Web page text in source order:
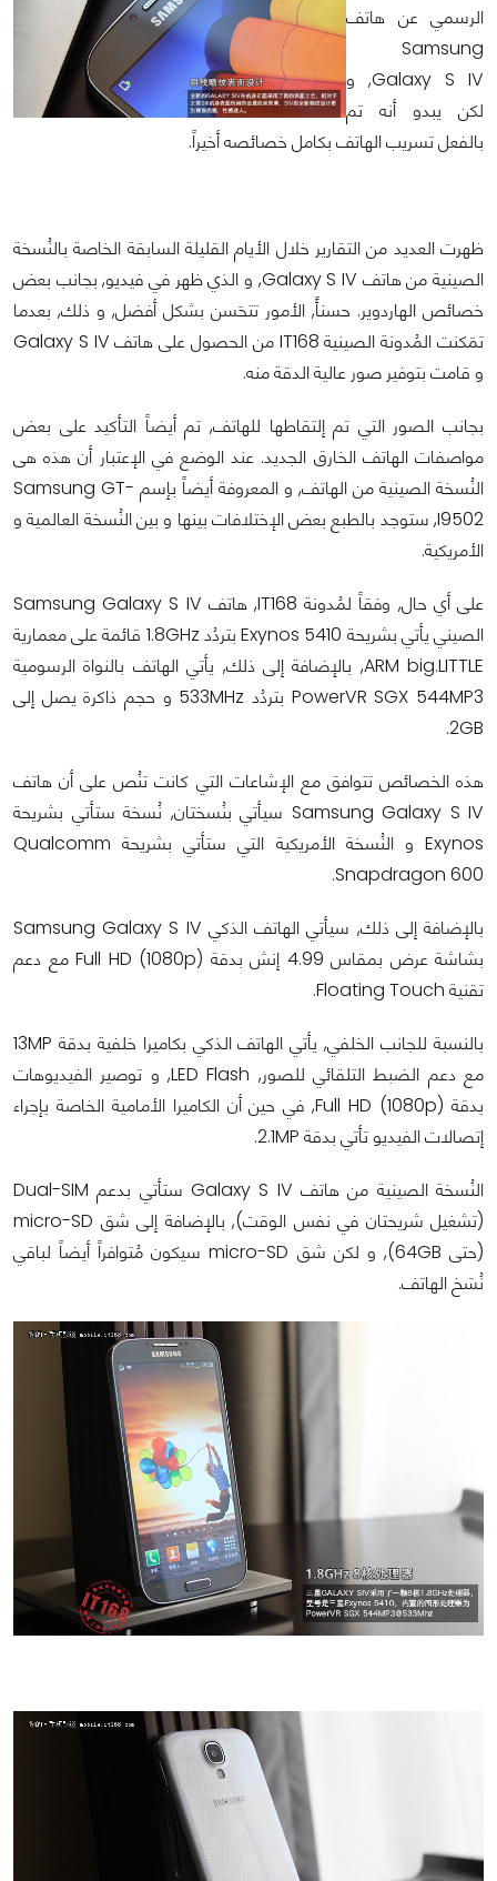
الرسمي عن هاتف
Samsung
Galaxy S IV, و
لكن يبدو أنه تم
بالفعل تسريب الهاتف بكامل خصائصه أخيراً.
ظهرت العديد من التقارير خلال الأيام القليلة السابقة الخاصة بالنُسخة
الصينية من هاتف Galaxy S IV, و الذي ظهر في فيديو, بجانب بعض
خصائص الهاردوير. حسنأً, الأمور تتحَسن بشكل أفضل, و ذلك, بعدما
تمَكنت المُدونة الصينية IT168 من الحصول على هاتف Galaxy S IV
و قامت بتوفير صور عالية الدقة منه.
بجانب الصور التي تم إلتقاطها للهاتف, تم أيضاً التأكيد على بعض
مواصفات الهاتف الخارق الجديد. عند الوضع في الإعتبار أن هذه هى
النُسخة الصينية من الهاتف, و المعروفة أيضاً بإسم Samsung GT-
I9502, ستوجد بالطبع بعض الإختلافات بينها و بين النُسخة العالمية و
الأمريكية.
على أي حال, وفقاً لمُدونة IT168, هاتف Samsung Galaxy S IV
الصيني يأتي بشريحة Exynos 5410 بتردُد 1.8GHz قائمة على معمارية
ARM big.LITTLE, بالإضافة إلى ذلك, يأتي الهاتف بالنواة الرسومية
PowerVR SGX 544MP3 بتردُد 533MHz و حجم ذاكرة يصل إلى
2GB.
هذه الخصائص تتوافق مع الإشاعات التي كانت تنُص على أن هاتف
Samsung Galaxy S IV سيأتي بنُسختان, نُسخة ستأتي بشريحة
Exynos و النُسخة الأمريكية التي ستأتي بشريحة Qualcomm
Snapdragon 600.
بالإضافة إلى ذلك, سيأتي الهاتف الذكي Samsung Galaxy S IV
بشاشة عرض بمقاس 4.99 إنش بدقة Full HD (1080p) مع دعم
تقنية Floating Touch.
بالنسبة للجانب الخلفي, يأتي الهاتف الذكي بكاميرا خلفية بدقة 13MP
مع دعم الضبط التلقائي للصور, LED Flash, و توصير الفيديوهات
بدقة Full HD (1080p), في حين أن الكاميرا الأمامية الخاصة بإجراء
إتصالات الفيديو تأتي بدقة 2.1MP.
النُسخة الصينية من هاتف Galaxy S IV ستأتي بدعم Dual-SIM
(تشغيل شريحتان في نفس الوقت), بالإضافة إلى شق micro-SD
(حتى 64GB), و لكن شق micro-SD سيكون مُتوافراً أيضاً لباقي
نُسَخ الهاتف.